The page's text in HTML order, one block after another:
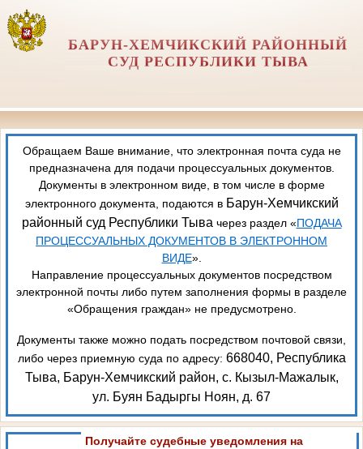
БАРУН-ХЕМЧИКСКИЙ РАЙОННЫЙ
СУД РЕСПУБЛИКИ ТЫВА
Обращаем Ваше внимание, что электронная почта суда не
предназначена для подачи процессуальных документов.
Документы в электронном виде, в том числе в форме
электронного документа, подаются в Барун-Хемчикский
районный суд Республики Тывачерез раздел «ПОДАЧА
ПРОЦЕССУАЛЬНЫХ ДОКУМЕНТОВ В ЭЛЕКТРОННОМ
ВИДЕ».
Направление процессуальных документов посредством
электронной почты либо путем заполнения формы в разделе
«Обращения граждан» не предусмотрено.
Документы также можно подать посредством почтовой связи,
либо через приемную суда по адресу: 668040, Республика
Тыва, Барун-Хемчикский район, с. Кызыл-Мажалык,
ул. Буян Бадыргы Ноян, д. 67
Получайте судебные уведомления на